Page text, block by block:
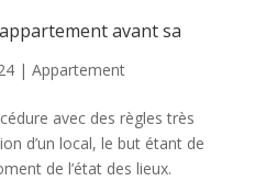
avant sa
| Appartement
avec des règles très
d’un local, le but étant de
de l’état des lieux.